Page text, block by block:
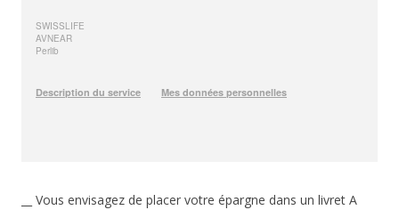
__ Vous envisagez de placer votre épargne dans un livret A